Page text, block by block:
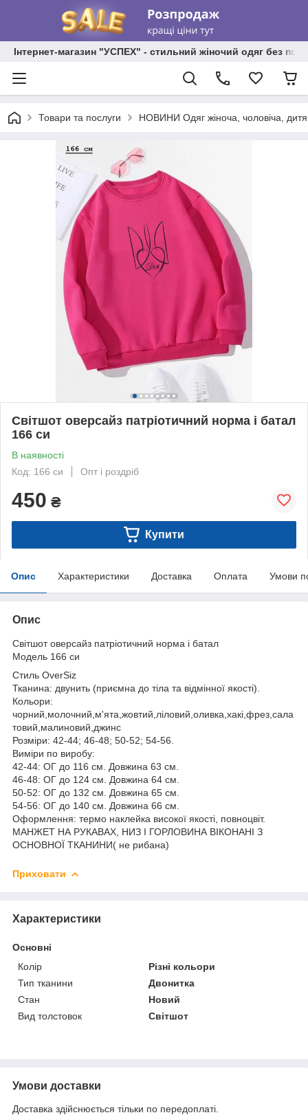
Інтернет-магазин "УСПЕХ" - стильний жіночий одяг без
Товари та послуги НОВИНИ Одяг жіноча, чоловіча,
Світшот оверсайз патріотичний норма і батал
166 си
В наявності
Код: 166 си
Опт і роздріб
450 ₴
Купити
Опис Характеристики Доставка Оплата Умови
Опис
Світшот оверсайз патріотичний норма і батал
Модель 166 си
Стиль OverSiz
Тканина: двунить (приємна до тіла та відмінної якості).
Кольори:
чорний,молочний,м'ята,жовтий,ліловий,оливка,хакі,фрез,сала
товий,малиновий,джинс
Розміри: 42-44; 46-48; 50-52; 54-56.
Виміри по виробу:
42-44: ОГ до 116 см. Довжина 63 см.
46-48: ОГ до 124 см. Довжина 64 см.
50-52: ОГ до 132 см. Довжина 65 см.
54-56: ОГ до 140 см. Довжина 66 см.
Оформлення: термо наклейка високої якості, повноцвіт.
МАНЖЕТ НА РУКАВАХ, НИЗ І ГОРЛОВИНА ВІКОНАНІ З
ОСНОВНОЇ ТКАНИНИ( не рибана)
Приховати
Характеристики
Основні
Колір
Різні кольори
Тип тканини
Двонитка
Стан
Новий
Вид толстовок
Світшот
Умови доставки
Доставка здійснюється тільки по передоплаті.